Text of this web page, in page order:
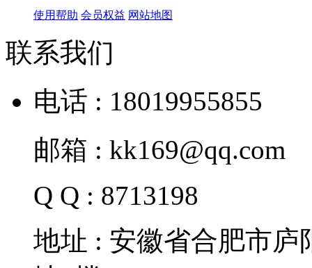
使用帮助 会员权益 网站地图
联系我们
电话 : 18019955855
邮箱 : kk169@qq.com
Q Q : 8713198
地址 : 安徽省合肥市